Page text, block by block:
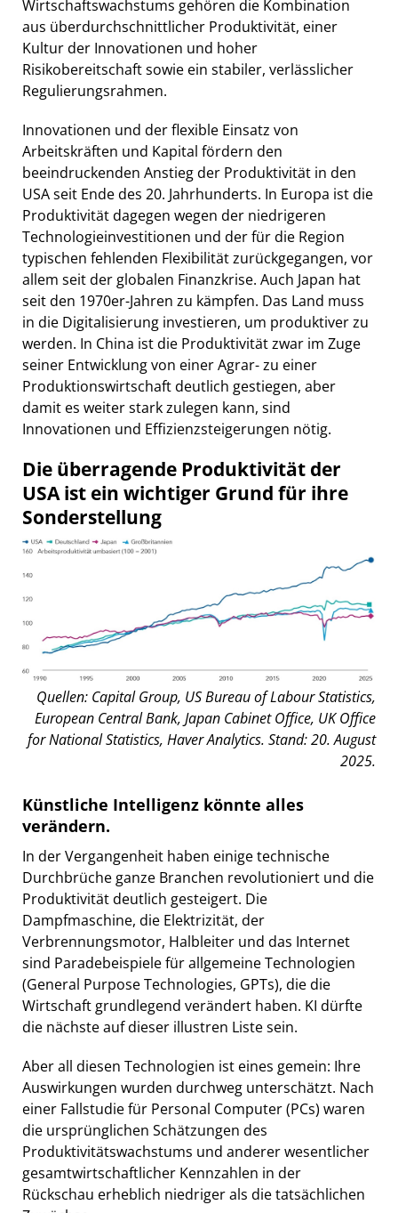
Wirtschaftswachstums gehören die Kombination
aus überdurchschnittlicher Produktivität, einer
Kultur der Innovationen und hoher
Risikobereitschaft sowie ein stabiler, verlässlicher
Regulierungsrahmen.
Innovationen und der flexible Einsatz von
Arbeitskräften und Kapital fördern den
beeindruckenden Anstieg der Produktivität in den
USA seit Ende des 20. Jahrhunderts. In Europa ist die
Produktivität dagegen wegen der niedrigeren
Technologieinvestitionen und der für die Region
typischen fehlenden Flexibilität zurückgegangen, vor
allem seit der globalen Finanzkrise. Auch Japan hat
seit den 1970er-Jahren zu kämpfen. Das Land muss
in die Digitalisierung investieren, um produktiver zu
werden. In China ist die Produktivität zwar im Zuge
seiner Entwicklung von einer Agrar- zu einer
Produktionswirtschaft deutlich gestiegen, aber
damit es weiter stark zulegen kann, sind
Innovationen und Effizienzsteigerungen nötig.
Die überragende Produktivität der
USA ist ein wichtiger Grund für ihre
Sonderstellung
Quellen: Capital Group, US Bureau of Labour Statistics,
European Central Bank, Japan Cabinet Office, UK Office
for National Statistics, Haver Analytics. Stand: 20. August
2025.
Künstliche Intelligenz könnte alles
verändern.
In der Vergangenheit haben einige technische
Durchbrüche ganze Branchen revolutioniert und die
Produktivität deutlich gesteigert. Die
Dampfmaschine, die Elektrizität, der
Verbrennungsmotor, Halbleiter und das Internet
sind Paradebeispiele für allgemeine Technologien
(General Purpose Technologies, GPTs), die die
Wirtschaft grundlegend verändert haben. KI dürfte
die nächste auf dieser illustren Liste sein.
Aber all diesen Technologien ist eines gemein: Ihre
Auswirkungen wurden durchweg unterschätzt. Nach
einer Fallstudie für Personal Computer (PCs) waren
die ursprünglichen Schätzungen des
Produktivitätswachstums und anderer wesentlicher
gesamtwirtschaftlicher Kennzahlen in der
Rückschau erheblich niedriger als die tatsächlichen